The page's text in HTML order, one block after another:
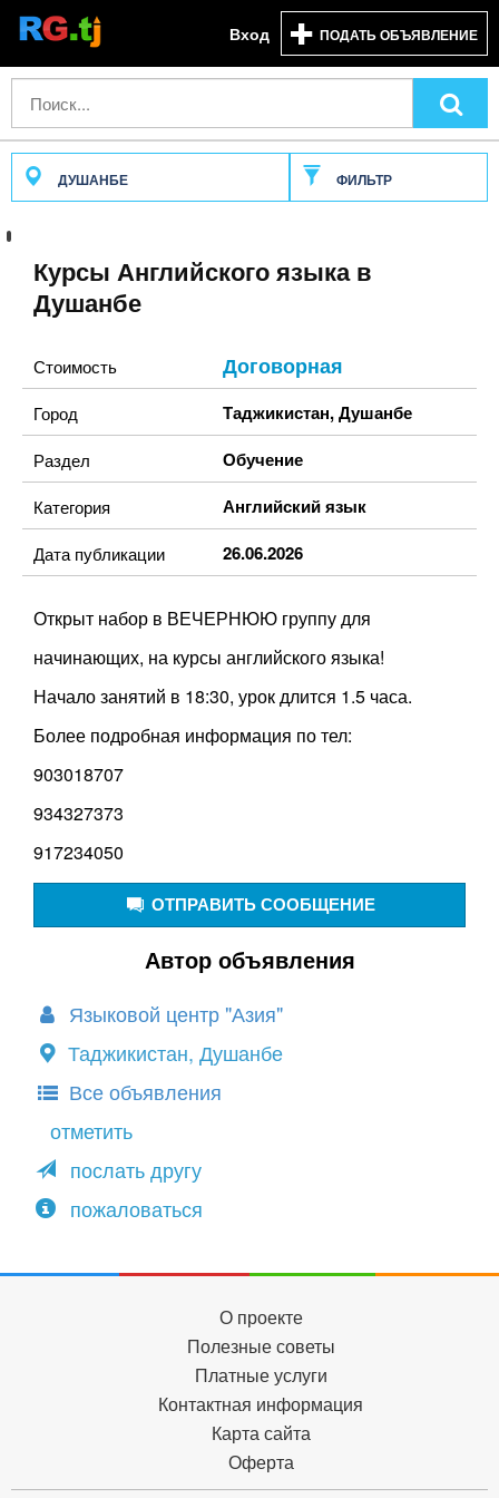
Вход ПОДАТЬ ОБЪЯВЛЕНИЕ
ДУШАНБЕ ФИЛЬТР
Курсы Английского языка в
Душанбе
Стоимость Договорная
Город Таджикистан,Душанбе
Раздел Обучение
Категория Английский язык
Дата публикации 26.06.2026
Открыт набор в ВЕЧЕРНЮЮ группу для
начинающих, на курсы английского языка!
Начало занятий в 18:30, урок длится 1.5 часа.
Более подробная информация по тел:
903018707
934327373
917234050
ОТПРАВИТЬ СООБЩЕНИЕ
Автор объявления
Языковой центр "Азия"
Таджикистан, Душанбе
Все объявления
отметить
послать другу
пожаловаться
О проекте
Полезные советы
Платные услуги
Контактная информация
Карта сайта
Оферта